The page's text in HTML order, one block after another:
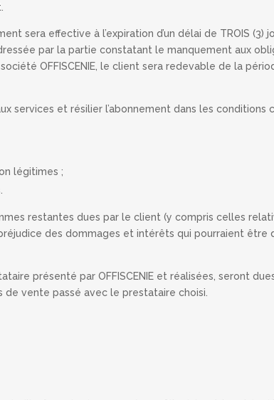
sera effective à l’expiration d’un délai de TROIS (3)
par la partie constatant le manquement aux
OFFISCENIE, le client sera redevable de la
services et résilier l’abonnement dans les conditions
légitimes ;
restantes dues par le client (y compris celles
des dommages et intérêts qui pourraient être
présenté par OFFISCENIE et réalisées, seront
vente passé avec le prestataire choisi.